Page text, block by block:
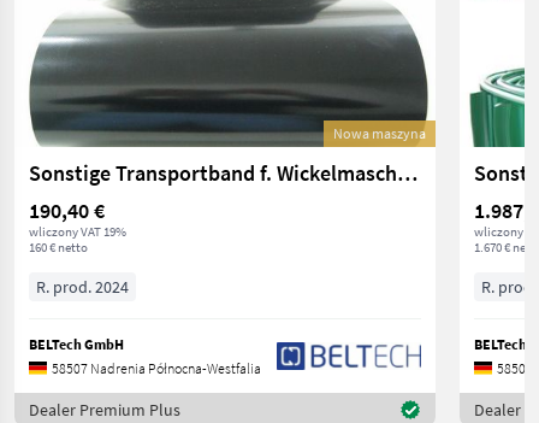
Nowa maszyna
Sonstige Transportband f. Wickelmaschine Kverneland Claas
190,40 €
wliczony VAT 19%
160 € netto
R. prod. 2024
BELTech GmbH
58507 Nadrenia Północna-Westfalia
Dealer Premium Plus
wliczony
1.670 €
R.
BELTech
58507
Dealer